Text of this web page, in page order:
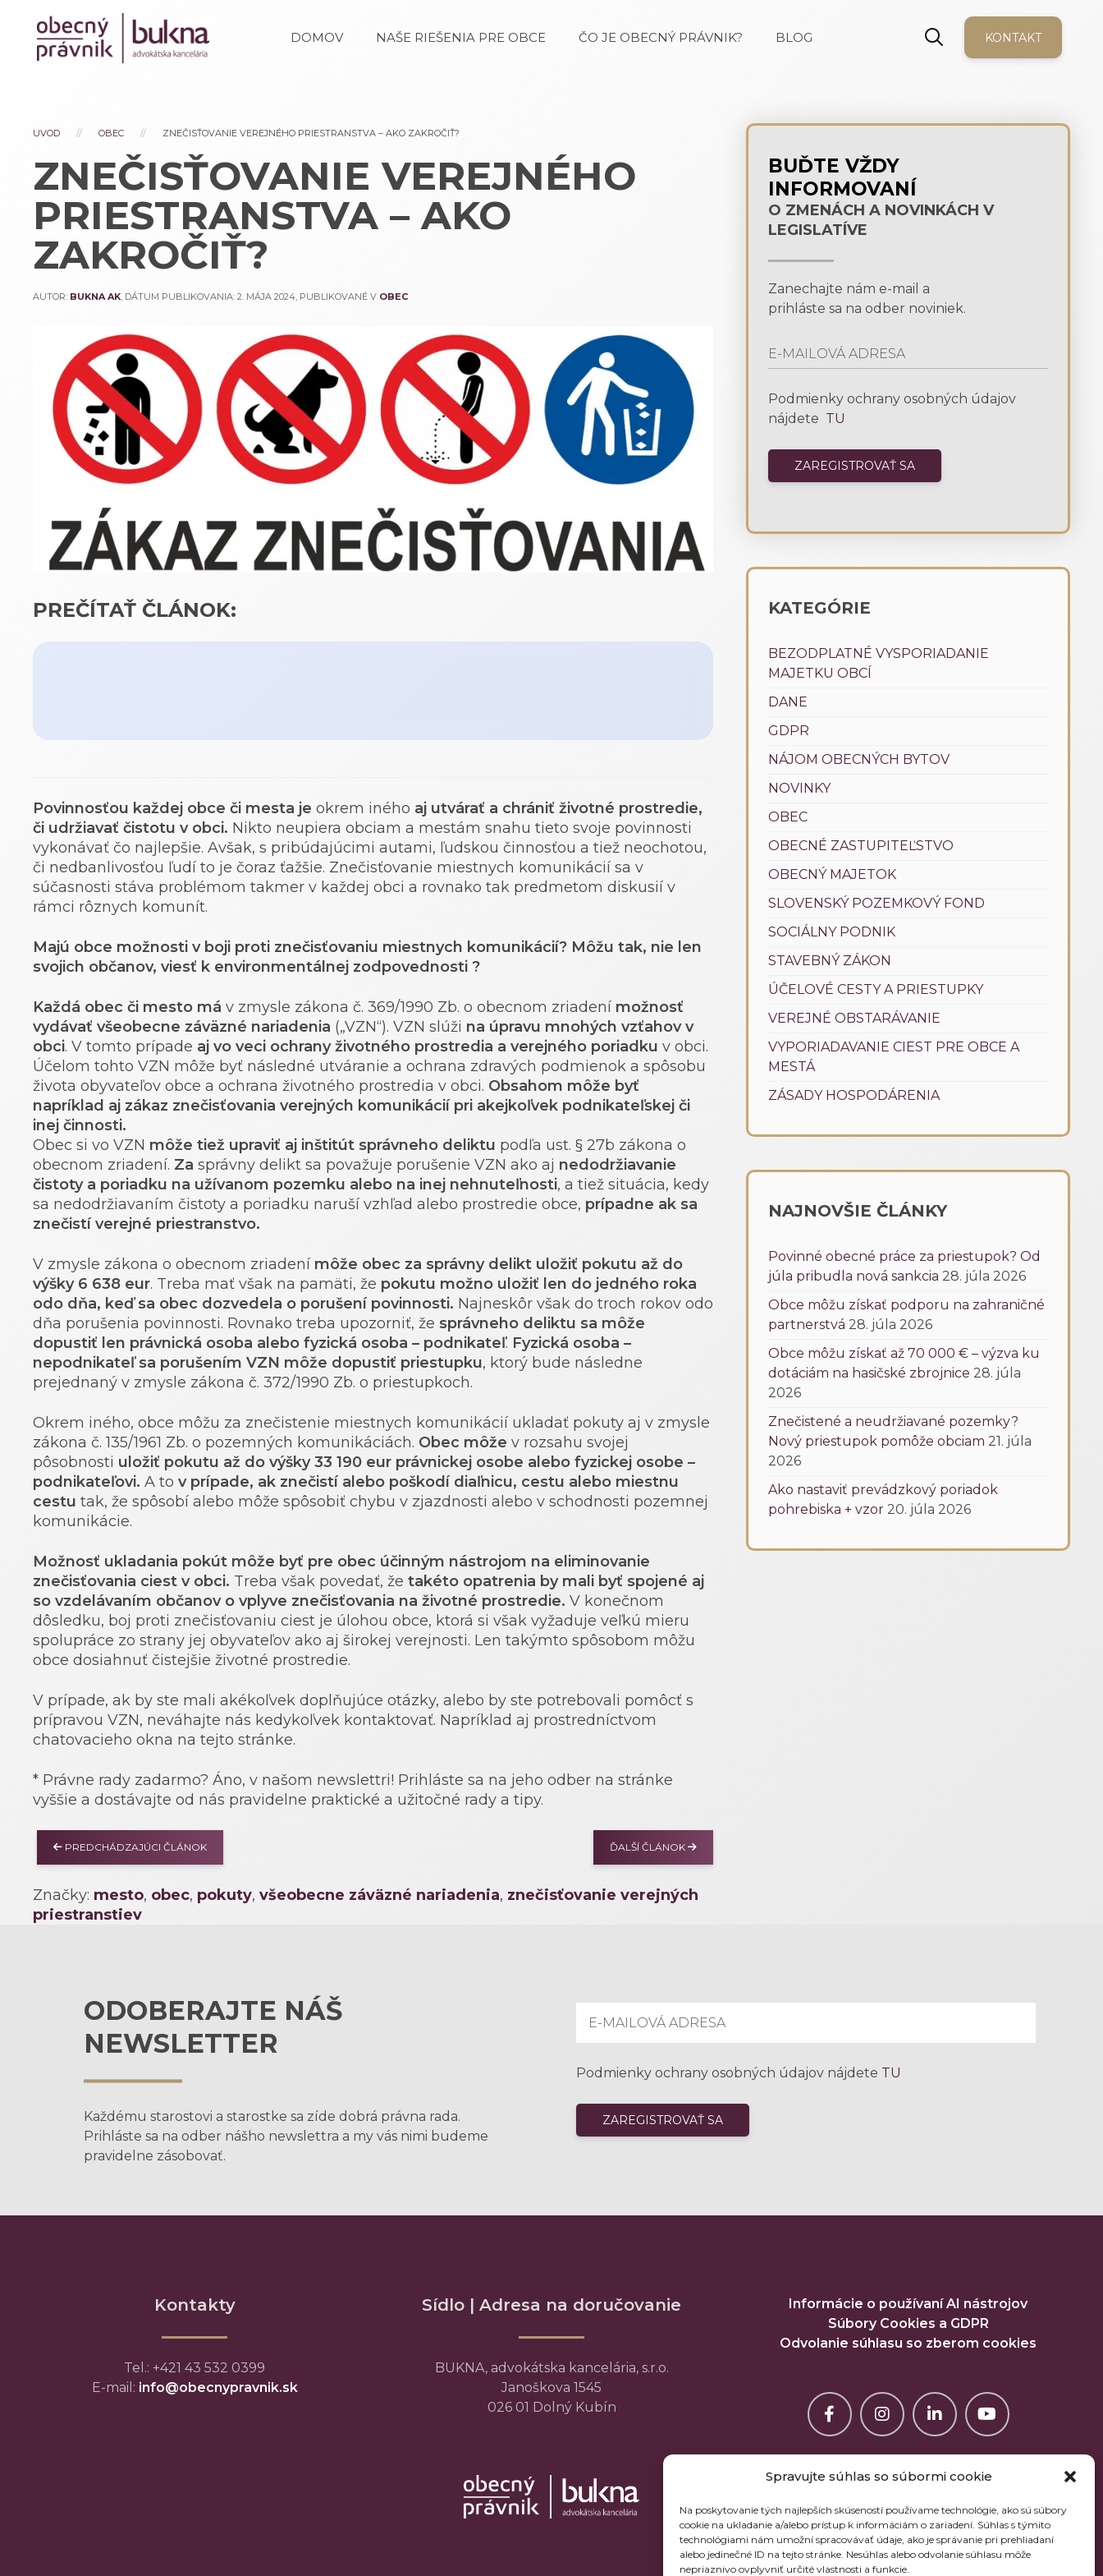
Spravujte súhlas so súbormi cookie
Na poskytovanie tých najlepších skúseností používame technológie, ako sú súbory
cookie na ukladanie a/alebo prístup k informáciám o zariadení. Súhlas s týmito
technológiami nám umožní spracovávať údaje, ako je správanie pri prehliadaní
alebo jedinečné ID na tejto stránke. Nesúhlas alebo odvolanie súhlasu môže
nepriaznivo ovplyvniť určité vlastnosti a funkcie.
DOMOV NAŠE RIEŠENIA PRE OBCE ČO JE OBECNÝ PRÁVNIK? BLOG KONTAKT
UVOD OBEC ZNEČISŤOVANIE VEREJNÉHO PRIESTRANSTVA – AKO ZAKROČIŤ?
ZNEČISŤOVANIE VEREJNÉHO
PRIESTRANSTVA – AKO
ZAKROČIŤ?
AUTOR: BUKNA AK, DÁTUM PUBLIKOVANIA:2. MÁJA 2024, PUBLIKOVANÉ V OBEC
PREČÍTAŤ ČLÁNOK:
Povinnosťou každej obce či mesta je okrem iného aj utvárať a chrániť životné prostredie,
či udržiavať čistotu v obci. Nikto neupiera obciam a mestám snahu tieto svoje povinnosti
vykonávať čo najlepšie. Avšak, s pribúdajúcimi autami, ľudskou činnosťou a tiež neochotou,
či nedbanlivosťou ľudí to je čoraz ťažšie. Znečisťovanie miestnych komunikácií sa v
súčasnosti stáva problémom takmer v každej obci a rovnako tak predmetom diskusií v
rámci rôznych komunít.
Majú obce možnosti v boji proti znečisťovaniu miestnych komunikácií? Môžu tak, nie len
svojich občanov, viesť k environmentálnej zodpovednosti ?
Každá obec či mesto má v zmysle zákona č. 369/1990 Zb. o obecnom zriadení možnosť
vydávať všeobecne záväzné nariadenia („VZN“). VZN slúži na úpravu mnohých vzťahov v
obci. V tomto prípade aj vo veci ochrany životného prostredia a verejného poriadku v obci.
Účelom tohto VZN môže byť následné utváranie a ochrana zdravých podmienok a spôsobu
života obyvateľov obce a ochrana životného prostredia v obci. Obsahom môže byť
napríklad aj zákaz znečisťovania verejných komunikácií pri akejkoľvek podnikateľskej či
inej činnosti.
Obec si vo VZN môže tiež upraviť aj inštitút správneho deliktu podľa ust. § 27b zákona o
obecnom zriadení. Za správny delikt sa považuje porušenie VZN ako aj nedodržiavanie
čistoty a poriadku na užívanom pozemku alebo na inej nehnuteľnosti, a tiež situácia, kedy
sa nedodržiavaním čistoty a poriadku naruší vzhľad alebo prostredie obce, prípadne ak sa
znečistí verejné priestranstvo.
V zmysle zákona o obecnom zriadení môže obec za správny delikt uložiť pokutu až do
výšky 6 638 eur. Treba mať však na pamäti, že pokutu možno uložiť len do jedného roka
odo dňa, keď sa obec dozvedela o porušení povinnosti. Najneskôr však do troch rokov odo
dňa porušenia povinnosti. Rovnako treba upozorniť, že správneho deliktu sa môže
dopustiť len právnická osoba alebo fyzická osoba – podnikateľ. Fyzická osoba –
nepodnikateľ sa porušením VZN môže dopustiť priestupku, ktorý bude následne
prejednaný v zmysle zákona č. 372/1990 Zb. o priestupkoch.
Okrem iného, obce môžu za znečistenie miestnych komunikácií ukladať pokuty aj v zmysle
zákona č. 135/1961 Zb. o pozemných komunikáciách. Obec môže v rozsahu svojej
pôsobnosti uložiť pokutu až do výšky 33 190 eur právnickej osobe alebo fyzickej osobe –
podnikateľovi. A tov prípade, ak znečistí alebo poškodí diaľnicu, cestu alebo miestnu
cestu tak, že spôsobí alebo môže spôsobiť chybu v zjazdnosti alebo v schodnosti pozemnej
komunikácie.
Možnosť ukladania pokút môže byť pre obec účinným nástrojom na eliminovanie
znečisťovania ciest v obci. Treba však povedať, žetakéto opatrenia by mali byť spojené aj
so vzdelávaním občanov o vplyve znečisťovania na životné prostredie. V konečnom
dôsledku, boj proti znečisťovaniu ciest je úlohou obce, ktorá si však vyžaduje veľkú mieru
spolupráce zo strany jej obyvateľov ako aj širokej verejnosti. Len takýmto spôsobom môžu
obce dosiahnuť čistejšie životné prostredie.
V prípade, ak by ste mali akékoľvek doplňujúce otázky, alebo by ste potrebovali pomôcť s
prípravou VZN, neváhajte nás kedykoľvek kontaktovať. Napríklad aj prostredníctvom
chatovacieho okna na tejto stránke.
* Právne rady zadarmo? Áno, v našom newslettri! Prihláste sa na jeho odber na stránke
vyššie a dostávajte od nás pravidelne praktické a užitočné rady a tipy.
ĎALŠÍ ČLÁNOK
PREDCHÁDZAJÚCI ČLÁNOK
Značky: mesto, obec, pokuty,všeobecne záväzné nariadenia, znečisťovanie verejných
priestranstiev
BUĎTE VŽDY
INFORMOVANÍ
O ZMENÁCH A NOVINKÁCH V
LEGISLATÍVE
Zanechajte nám e-mail a
prihláste sa na odber noviniek.
Podmienky ochrany osobných údajov
nájdete TU
KATEGÓRIE
BEZODPLATNÉ VYSPORIADANIE
MAJETKU OBCÍ
DANE
GDPR
NÁJOM OBECNÝCH BYTOV
NOVINKY
OBEC
OBECNÉ ZASTUPITEĽSTVO
OBECNÝ MAJETOK
SLOVENSKÝ POZEMKOVÝ FOND
SOCIÁLNY PODNIK
STAVEBNÝ ZÁKON
ÚČELOVÉ CESTY A PRIESTUPKY
VEREJNÉ OBSTARÁVANIE
VYPORIADAVANIE CIEST PRE OBCE A
MESTÁ
ZÁSADY HOSPODÁRENIA
NAJNOVŠIE ČLÁNKY
Povinné obecné práce za priestupok? Od
júla pribudla nová sankcia 28. júla 2026
Obce môžu získať podporu na zahraničné
partnerstvá 28. júla 2026
Obce môžu získať až 70 000 € – výzva ku
dotáciám na hasičské zbrojnice 28. júla
2026
Znečistené a neudržiavané pozemky?
Nový priestupok pomôže obciam 21. júla
2026
Ako nastaviť prevádzkový poriadok
pohrebiska + vzor 20. júla 2026
ODOBERAJTE NÁŠ
NEWSLETTER
Každému starostovi a starostke sa zíde dobrá právna rada.
Prihláste sa na odber nášho newslettra a my vás nimi budeme
pravidelne zásobovať.
Podmienky ochrany osobných údajov nájdete TU
Kontakty
Tel.: +421 43 532 0399
E-mail: info@obecnypravnik.sk
Sídlo | Adresa na doručovanie
BUKNA, advokátska kancelária, s.r.o.
Janoškova 1545
026 01 Dolný Kubín
Informácie o používaní AI nástrojov
Súbory Cookies a GDPR
Odvolanie súhlasu so zberom cookies